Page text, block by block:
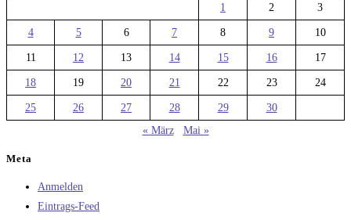
1 2 3
4 5 6 7 8 9 10
11 12 13 14 15 16 17
18 19 20 21 22 23 24
25 26 27 28 29
30
« März
Mai »
Meta
Anmelden
Eintrags-Feed